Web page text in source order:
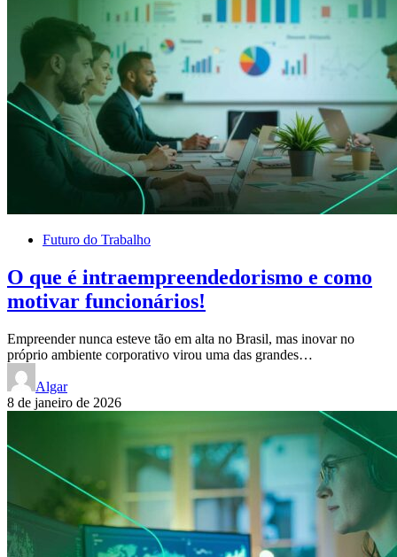
Futuro do Trabalho
O que é intraempreendedorismo e como
motivar funcionários!
Empreender nunca esteve tão em alta no Brasil, mas inovar no
próprio ambiente corporativo virou uma das grandes…
Algar
8 de janeiro de 2026